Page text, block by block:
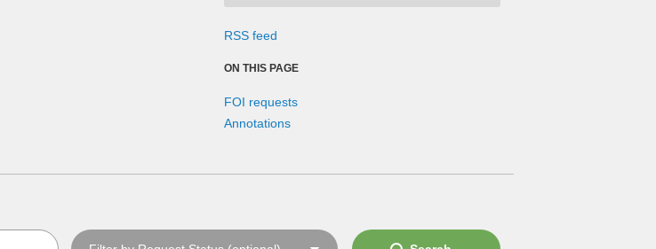
RSS feed
ON THIS PAGE
FOI requests
Annotations